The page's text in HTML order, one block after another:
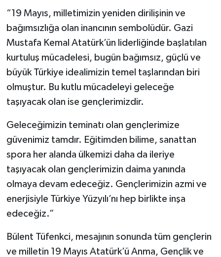
“19 Mayıs, milletimizin yeniden dirilişinin ve
bağımsızlığa olan inancının sembolüdür. Gazi
Mustafa Kemal Atatürk’ün liderliğinde başlatılan
kurtuluş mücadelesi, bugün bağımsız, güçlü ve
büyük Türkiye idealimizin temel taşlarından biri
olmuştur. Bu kutlu mücadeleyi geleceğe
taşıyacak olan ise gençlerimizdir.
Geleceğimizin teminatı olan gençlerimize
güvenimiz tamdır. Eğitimden bilime, sanattan
spora her alanda ülkemizi daha da ileriye
taşıyacak olan gençlerimizin daima yanında
olmaya devam edeceğiz. Gençlerimizin azmi ve
enerjisiyle Türkiye Yüzyılı’nı hep birlikte inşa
edeceğiz.”
Bülent Tüfenkci, mesajının sonunda tüm gençlerin
ve milletin 19 Mayıs Atatürk’ü Anma, Gençlik ve